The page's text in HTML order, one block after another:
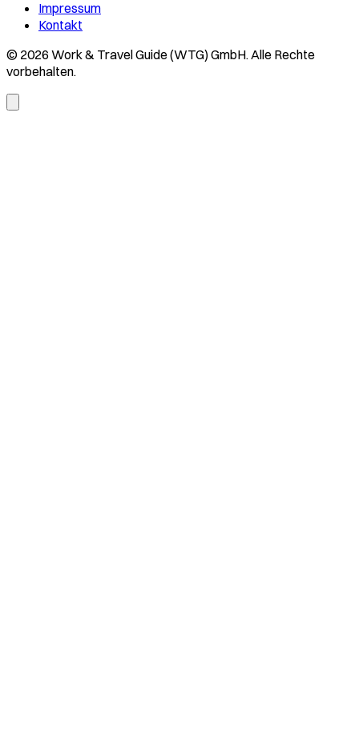
Impressum
Kontakt
© 2026 Work & Travel Guide (WTG) GmbH. Alle Rechte
vorbehalten.